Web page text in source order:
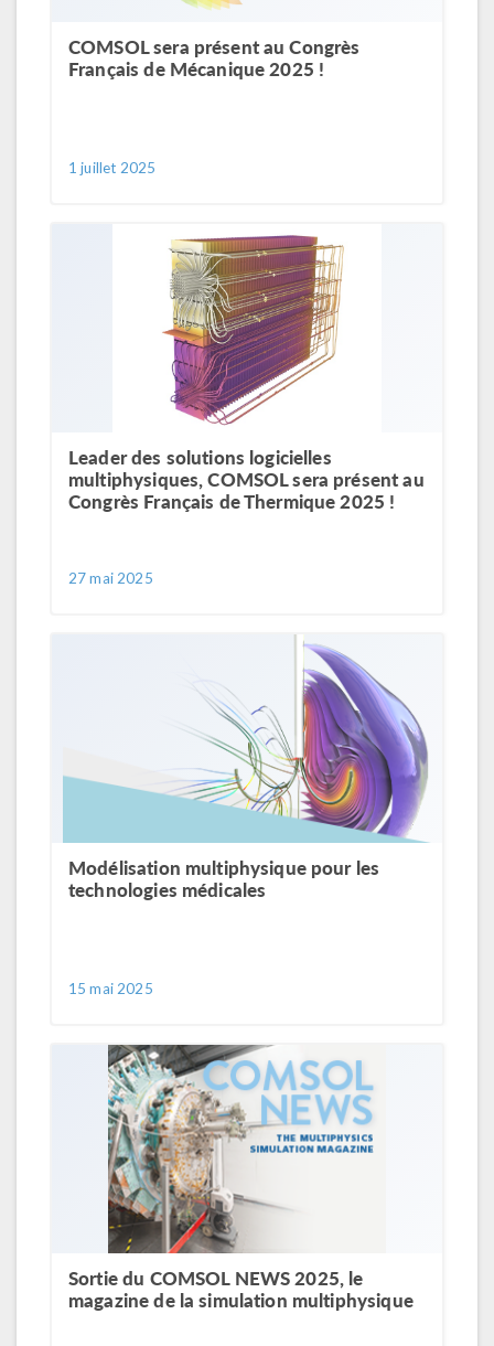
COMSOL sera présent au Congrès
Français de Mécanique 2025 !
1 juillet 2025
Leader des solutions logicielles
multiphysiques, COMSOL sera présent au
Congrès Français de Thermique 2025 !
27 mai 2025
Modélisation multiphysique pour les
technologies médicales
15 mai 2025
Sortie du COMSOL NEWS 2025, le
magazine de la simulation multiphysique